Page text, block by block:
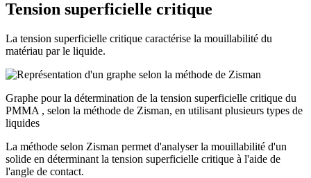
Tension superficielle critique
La tension superficielle critique caractérise la mouillabilité du
matériau par le liquide.
Graphe pour la détermination de la tension superficielle critique du
PMMA , selon la méthode de Zisman, en utilisant plusieurs types de
liquides
La méthode selon Zisman permet d'analyser la mouillabilité d'un
solide en déterminant la tension superficielle critique à l'aide de
l'angle de contact.